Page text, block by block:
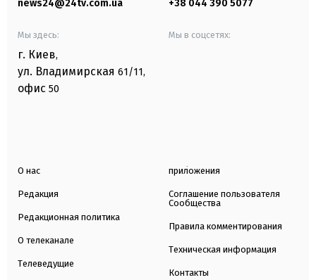
news24@24tv.com.ua +38 044 390 5077
Мы здесь:
г. Киев,
ул. Владимирская 61/11,
офис 50
Мы в соцсетях:
О нас
Редакция
Редакционная политика
О телеканале
Телеведущие
приложения
Соглашение пользователя
Сообщества
Правила комментирования
Техническая информация
Контакты